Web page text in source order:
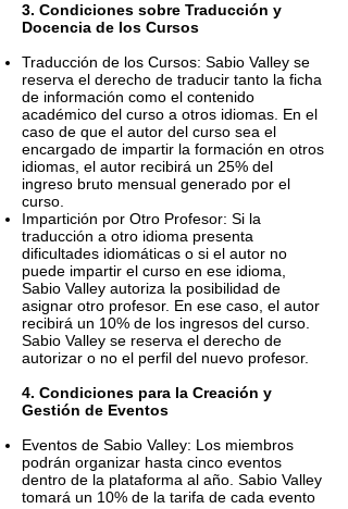
3. Condiciones sobre Traducción y
Docencia de los Cursos
Traducción de los Cursos: Sabio Valley se
reserva el derecho de traducir tanto la ficha
de información como el contenido
académico del curso a otros idiomas. En el
caso de que el autor del curso sea el
encargado de impartir la formación en otros
idiomas, el autor recibirá un 25% del
ingreso bruto mensual generado por el
curso.
Impartición por Otro Profesor: Si la
traducción a otro idioma presenta
dificultades idiomáticas o si el autor no
puede impartir el curso en ese idioma,
Sabio Valley autoriza la posibilidad de
asignar otro profesor. En ese caso, el autor
recibirá un 10% de los ingresos del curso.
Sabio Valley se reserva el derecho de
autorizar o no el perfil del nuevo profesor.
4. Condiciones para la Creación y
Gestión de Eventos
Eventos de Sabio Valley: Los miembros
podrán organizar hasta cinco eventos
dentro de la plataforma al año. Sabio Valley
tomará un 10% de la tarifa de cada evento